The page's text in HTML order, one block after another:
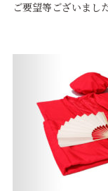
ご要望等ございまし